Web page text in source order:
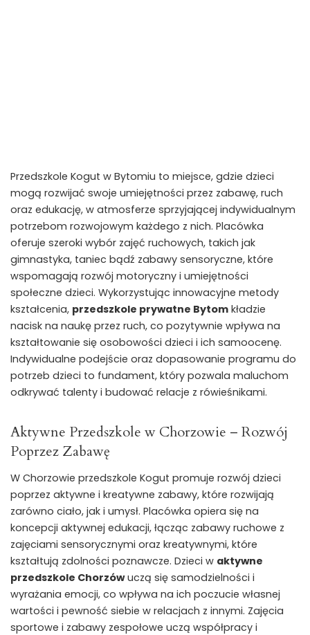
Przedszkole Kogut w Bytomiu to miejsce, gdzie dzieci
mogą rozwijać swoje umiejętności przez zabawę, ruch
oraz edukację, w atmosferze sprzyjającej indywidualnym
potrzebom rozwojowym każdego z nich. Placówka
oferuje szeroki wybór zajęć ruchowych, takich jak
gimnastyka, taniec bądź zabawy sensoryczne, które
wspomagają rozwój motoryczny i umiejętności
społeczne dzieci. Wykorzystując innowacyjne metody
kształcenia, przedszkole prywatne Bytom kładzie
nacisk na naukę przez ruch, co pozytywnie wpływa na
kształtowanie się osobowości dzieci i ich samoocenę.
Indywidualne podejście oraz dopasowanie programu do
potrzeb dzieci to fundament, który pozwala maluchom
odkrywać talenty i budować relacje z rówieśnikami.
Aktywne Przedszkole w Chorzowie – Rozwój
Poprzez Zabawę
W Chorzowie przedszkole Kogut promuje rozwój dzieci
poprzez aktywne i kreatywne zabawy, które rozwijają
zarówno ciało, jak i umysł. Placówka opiera się na
koncepcji aktywnej edukacji, łącząc zabawy ruchowe z
zajęciami sensorycznymi oraz kreatywnymi, które
kształtują zdolności poznawcze. Dzieci w aktywne
przedszkole Chorzówuczą się samodzielności i
wyrażania emocji, co wpływa na ich poczucie własnej
wartości i pewność siebie w relacjach z innymi. Zajęcia
sportowe i zabawy zespołowe uczą współpracy i